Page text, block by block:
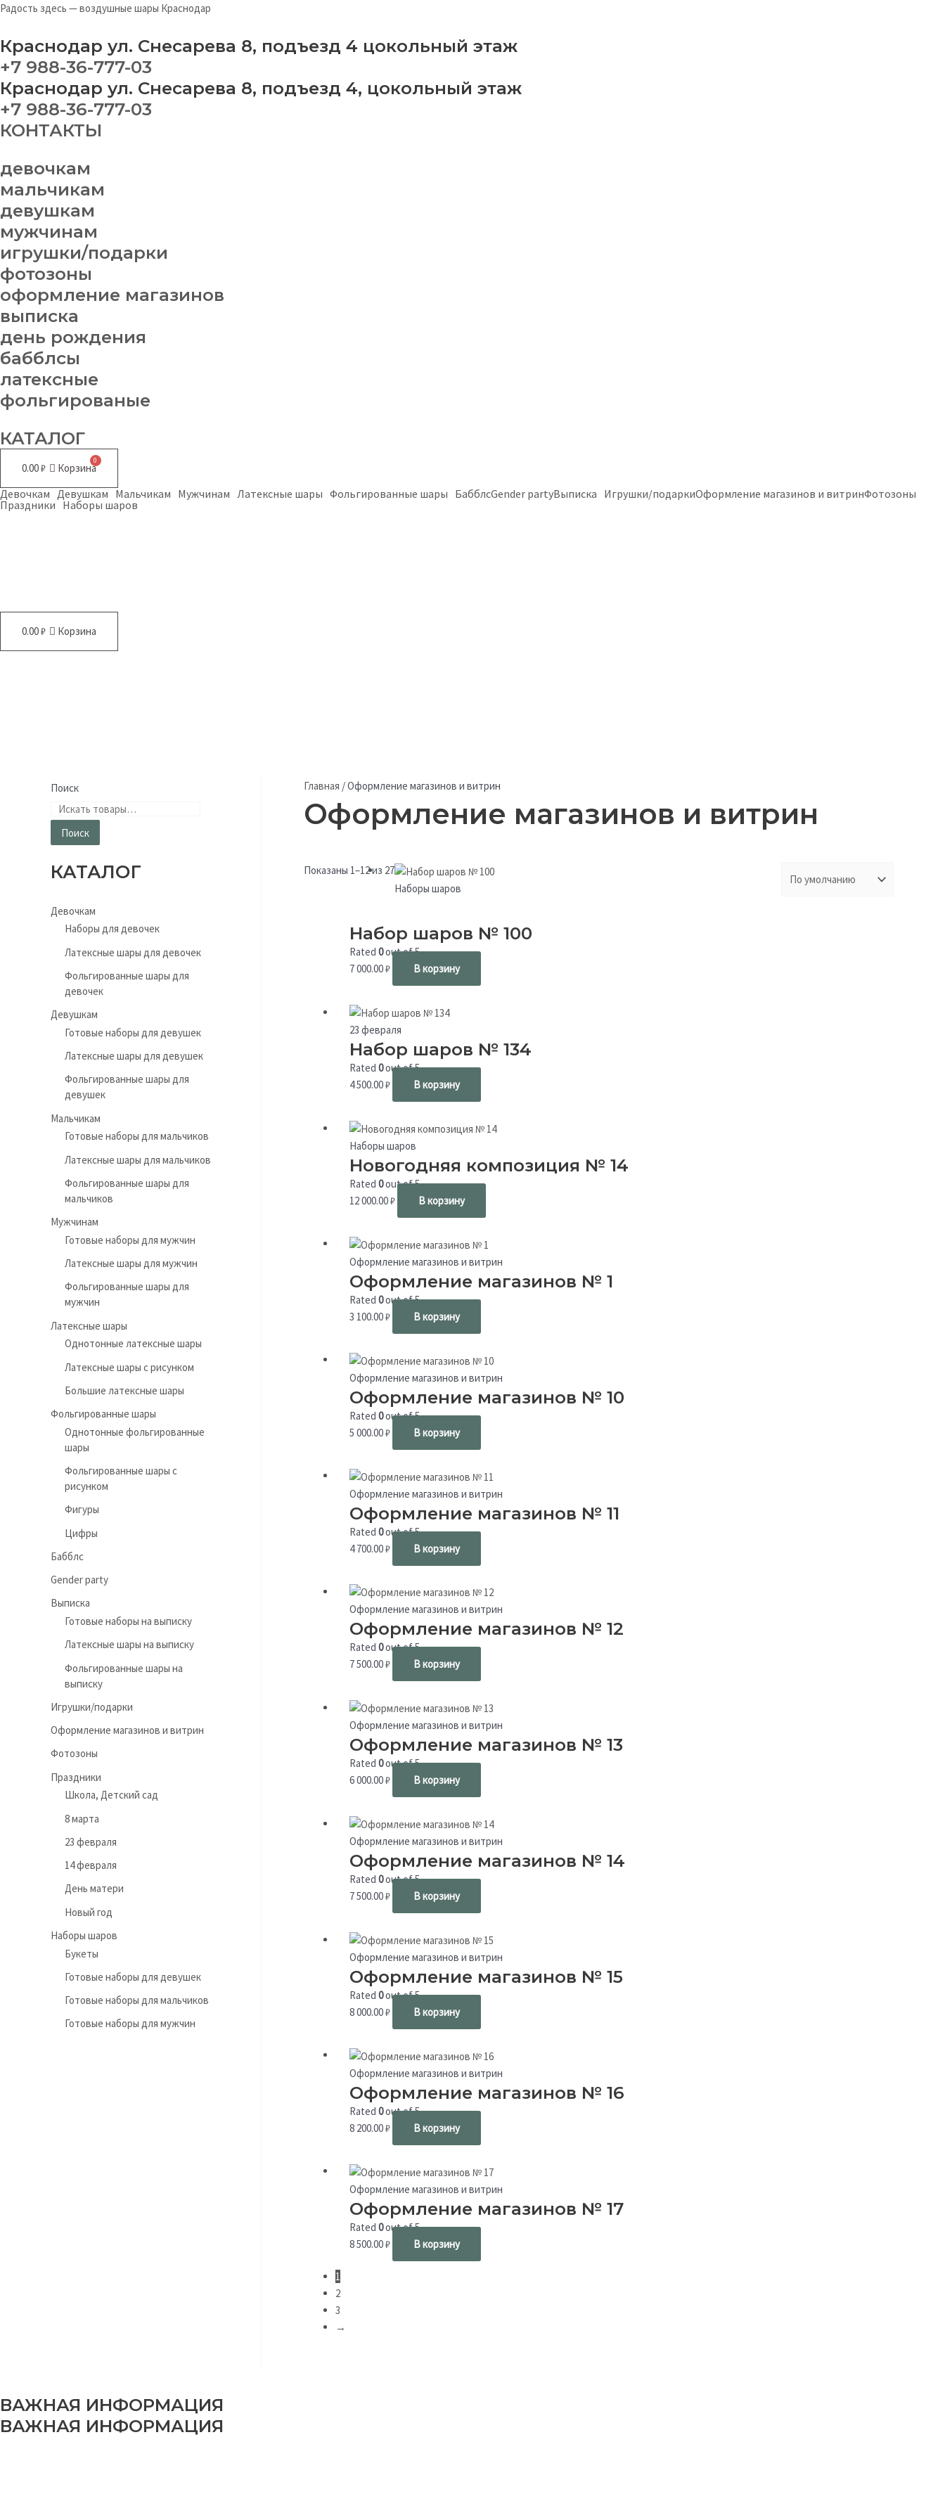
Перейти
содержимому
Радость здесь — воздушные шары Краснодар
Краснодар ул. Снесарева 8, подъезд 4 цокольный этаж
+7 988-36-777-03
Краснодар ул. Снесарева 8, подъезд 4, цокольный этаж
+7 988-36-777-03
КОНТАКТЫ
девочкам
мальчикам
девушкам
мужчинам
игрушки/подарки
фотозоны
оформление магазинов
выписка
день рождения
бабблсы
латексные
фольгированые
КАТАЛОГ
0.00₽ Корзина
Девочкам Девушкам Мальчикам Мужчинам Латексные шары Фольгированные шары БабблсGender partyВыписка Игрушки/подаркиОформление магазинов и витринФотозоны
Праздники Наборы шаров
0.00₽ Корзина
Поиск
Поиск
КАТАЛОГ
Девочкам
Наборы для девочек
Латексные шары для девочек
Фольгированные шары для
девочек
Девушкам
Готовые наборы для девушек
Латексные шары для девушек
Фольгированные шары для
девушек
Мальчикам
Готовые наборы для мальчиков
Латексные шары для мальчиков
Фольгированные шары для
мальчиков
Мужчинам
Готовые наборы для мужчин
Латексные шары для мужчин
Фольгированные шары для
мужчин
Латексные шары
Однотонные латексные шары
Латексные шары с рисунком
Большие латексные шары
Фольгированные шары
Однотонные фольгированные
шары
Фольгированные шары с
рисунком
Фигуры
Цифры
Бабблс
Gender party
Выписка
Готовые наборы на выписку
Латексные шары на выписку
Фольгированные шары на
выписку
Игрушки/подарки
Оформление магазинов и витрин
Фотозоны
Праздники
Школа, Детский сад
8 марта
23 февраля
14 февраля
День матери
Новый год
Наборы шаров
Букеты
Готовые наборы для девушек
Готовые наборы для мальчиков
Готовые наборы для мужчин
Главная /Оформление магазинов и витрин
Оформление магазинов и витрин
Показаны 1–12 из 27
Наборы шаров
Набор шаров № 100
Rated 0out of 5
7 000.00₽ В корзину
23 февраля
Набор шаров № 134
Rated 0out of 5
4 500.00₽ В корзину
Наборы шаров
Новогодняя композиция № 14
Rated 0out of 5
12 000.00₽ В корзину
Оформление магазинов и витрин
Оформление магазинов № 1
Rated 0out of 5
3 100.00₽ В корзину
Оформление магазинов и витрин
Оформление магазинов № 10
Rated 0out of 5
5 000.00₽ В корзину
Оформление магазинов и витрин
Оформление магазинов № 11
Rated 0out of 5
4 700.00₽ В корзину
Оформление магазинов и витрин
Оформление магазинов № 12
Rated 0out of 5
7 500.00₽ В корзину
Оформление магазинов и витрин
Оформление магазинов № 13
Rated 0out of 5
6 000.00₽ В корзину
Оформление магазинов и витрин
Оформление магазинов № 14
Rated 0out of 5
7 500.00₽ В корзину
Оформление магазинов и витрин
Оформление магазинов № 15
Rated 0out of 5
8 000.00₽ В корзину
Оформление магазинов и витрин
Оформление магазинов № 16
Rated 0out of 5
8 200.00₽ В корзину
Оформление магазинов и витрин
Оформление магазинов № 17
Rated 0out of 5
8 500.00₽ В корзину
1
2
3
→
ВАЖНАЯ ИНФОРМАЦИЯ
ВАЖНАЯ ИНФОРМАЦИЯ